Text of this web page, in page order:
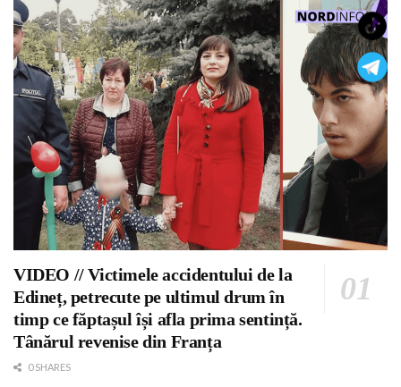
VIDEO // Victimele accidentului de la
Edineț, petrecute pe ultimul drum în
timp ce făptașul își afla prima sentință.
Tânărul revenise din Franța
0 SHARES